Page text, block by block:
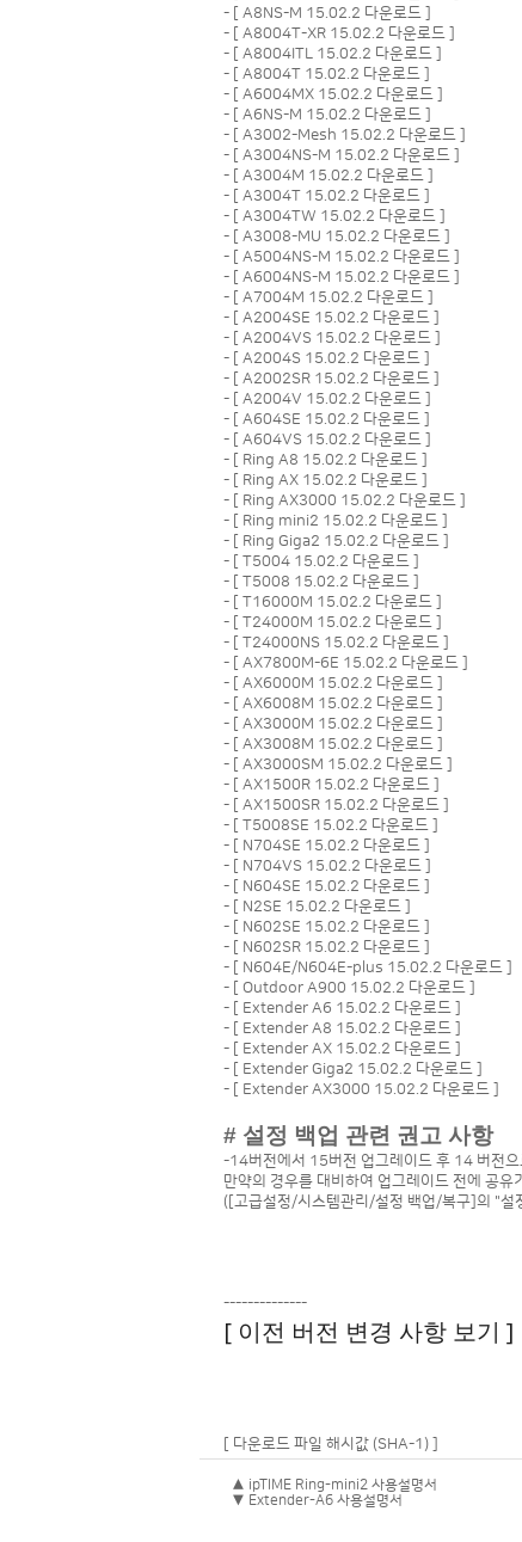
- [ A8NS-M 15.02.2 다운로드]
- [ A8004T-XR 15.02.2 다운로드]
- [ A8004ITL 15.02.2 다운로드]
- [ A8004T 15.02.2 다운로드]
- [ A6004MX 15.02.2 다운로드]
- [ A6NS-M 15.02.2 다운로드]
- [ A3002-Mesh 15.02.2 다운로드]
- [ A3004NS-M 15.02.2 다운로드]
- [ A3004M 15.02.2 다운로드]
- [ A3004T 15.02.2 다운로드]
- [ A3004TW 15.02.2 다운로드]
- [ A3008-MU 15.02.2 다운로드]
- [ A5004NS-M 15.02.2 다운로드]
- [ A6004NS-M 15.02.2 다운로드]
- [ A7004M 15.02.2 다운로드]
- [ A2004SE 15.02.2 다운로드]
- [ A2004VS 15.02.2 다운로드]
- [ A2004S 15.02.2 다운로드]
- [ A2002SR 15.02.2 다운로드]
- [ A2004V 15.02.2 다운로드]
- [ A604SE 15.02.2 다운로드]
- [ A604VS 15.02.2 다운로드]
- [
Ring A8 15.02.2 다운로드]
- [
Ring AX 15.02.2 다운로드]
- [
Ring AX3000 15.02.2 다운로드]
- [
Ring mini2 15.02.2 다운로드]
- [
Ring Giga2 15.02.2 다운로드]
- [ T5004 15.02.2 다운로드]
- [ T5008 15.02.2 다운로드]
- [ T16000M 15.02.2 다운로드]
- [ T24000M 15.02.2 다운로드]
- [ T24000NS 15.02.2 다운로드]
- [ AX7800M-6E 15.02.2 다운로드]
- [ AX6000M 15.02.2 다운로드]
- [ AX6008M 15.02.2 다운로드]
- [ AX3000M 15.02.2 다운로드]
- [ AX3008M 15.02.2 다운로드]
- [ AX3000SM 15.02.2 다운로드]
- [ AX1500R 15.02.2 다운로드]
- [ AX1500SR 15.02.2 다운로드]
- [ T5008SE 15.02.2 다운로드]
- [
N704SE 15.02.2 다운로드]
- [
N704VS 15.02.2 다운로드]
- [
N604SE 15.02.2 다운로드]
- [
N2SE 15.02.2 다운로드]
- [
N602SE 15.02.2 다운로드]
- [
N602SR 15.02.2 다운로드]
- [
N604E/N604E-plus 15.02.2 다운로드]
- [ Outdoor A900 15.02.2 다운로드]
- [
Extender A6 15.02.2 다운로드]
- [
Extender A8 15.02.2 다운로드]
- [
Extender AX 15.02.2 다운로드]
- [
Extender Giga2 15.02.2 다운로드]
- [
Extender AX3000 15.02.2 다운로드]
# 설정 백업 관련 권고 사항
-14버전에서 15버전 업그레이드 후 14 버전
만약의 경우를 대비하여 업그레이드 전에 공유
([고급설정/시스템관리/설정 백업/복구]의 "설
--------------
[ 이전 버전 변경 사항 보기 ]
[ 다운로드 파일 해시값 (SHA-1) ]
▲ ipTIME Ring-mini2 사용설명서
▼ Extender-A6 사용설명서